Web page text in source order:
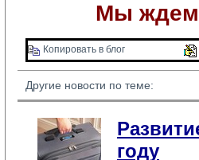
Мы ждем
Копировать в блог
Другие новости по теме:
году